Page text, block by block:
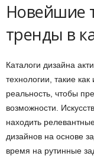
Новейшие
тренды в
Каталоги дизайна
технологии, такие
реальность, чтобы
возможности.
находить
дизайнов на основе
время на рутинные